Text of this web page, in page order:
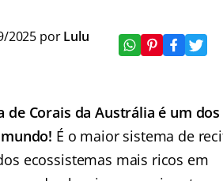
2025 porLulu
de Corais da Austrália é um
É o maior sistema de
ecossistemas mais ricos em